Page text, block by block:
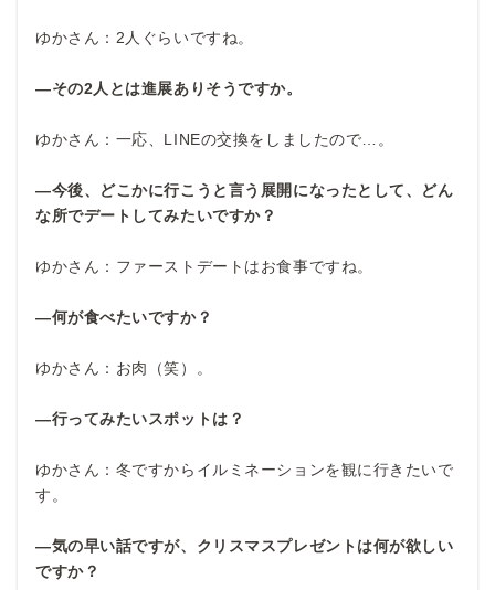
ゆかさん：2人ぐらいですね。
―その2人とは進展ありそうですか。
ゆかさん：一応、LINEの交換をしましたので…。
―今後、どこかに行こうと言う展開になったとして、どん
な所でデートしてみたいですか？
ゆかさん：ファーストデートはお食事ですね。
―何が食べたいですか？
ゆかさん：お肉（笑）。
―行ってみたいスポットは？
ゆかさん：冬ですからイルミネーションを観に行きたいで
す。
―気の早い話ですが、クリスマスプレゼントは何が欲しい
ですか？